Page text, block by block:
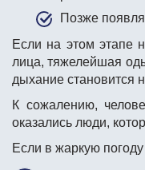
Позже
Если на этом этапе
лица, тяжелейшая
дыхание становится
К сожалению,
оказались люди,
Если в жаркую